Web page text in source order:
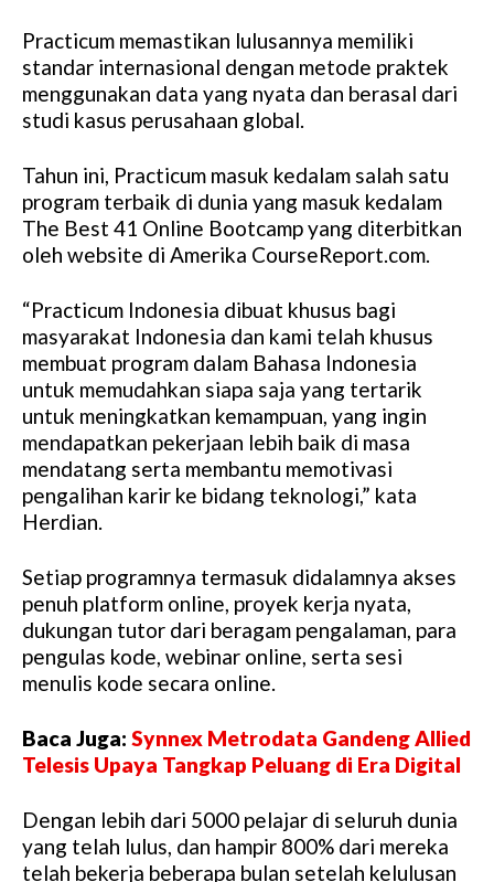
Practicum memastikan lulusannya memiliki
standar internasional dengan metode praktek
menggunakan data yang nyata dan berasal dari
studi kasus perusahaan global.
Tahun ini, Practicum masuk kedalam salah satu
program terbaik di dunia yang masuk kedalam
The Best 41 Online Bootcamp yang diterbitkan
oleh website di Amerika CourseReport.com.
“Practicum Indonesia dibuat khusus bagi
masyarakat Indonesia dan kami telah khusus
membuat program dalam Bahasa Indonesia
untuk memudahkan siapa saja yang tertarik
untuk meningkatkan kemampuan, yang ingin
mendapatkan pekerjaan lebih baik di masa
mendatang serta membantu memotivasi
pengalihan karir ke bidang teknologi,” kata
Herdian.
Setiap programnya termasuk didalamnya akses
penuh platform online, proyek kerja nyata,
dukungan tutor dari beragam pengalaman, para
pengulas kode, webinar online, serta sesi
menulis kode secara online.
Baca Juga: Synnex Metrodata Gandeng Allied
Telesis Upaya Tangkap Peluang di Era Digital
Dengan lebih dari 5000 pelajar di seluruh dunia
yang telah lulus, dan hampir 800% dari mereka
telah bekerja beberapa bulan setelah kelulusan